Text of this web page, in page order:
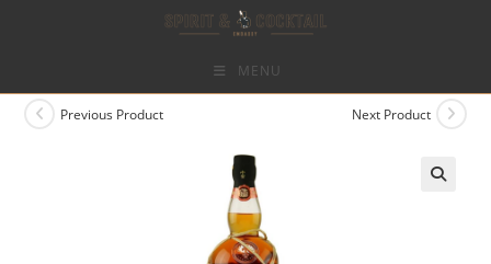
MENU
Previous Product Next Product